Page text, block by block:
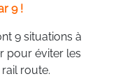
9 !
9 situations à
pour éviter les
rail route.